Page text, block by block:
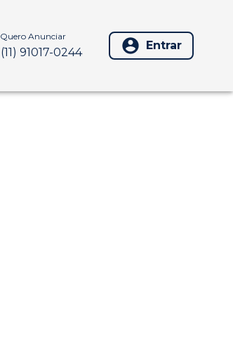
Quero Anunciar
(11) 91017-0244 Entrar